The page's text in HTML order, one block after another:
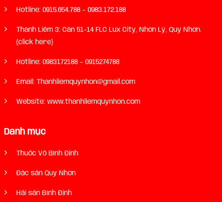
Hotline: 0915.654.788 – 0983.172.188
Thanh Liêm 3: Căn 51-14 FLC Lux City, Nhơn Lý, Quy Nhơn.
(click here)
Hotline: 0983172188 – 0915274788
Email: Thanhliemquynhon@gmail.com
Website: www.thanhliemquynhon.com
Danh mục
Thuốc Võ Bình Định
Đặc sản Quy Nhơn
Hải sản Bình Định